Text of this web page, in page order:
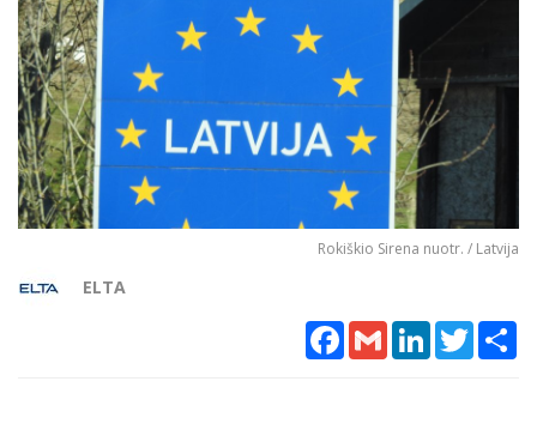
Rokiškio Sirena nuotr. / Latvija
ELTA
Facebook
Gmail LinkedInTwitter